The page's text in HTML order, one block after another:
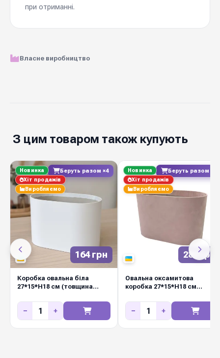
при отриманні.
Власне виробництво
З цим товаром також купують
164 грн
Беруть разом ×4
Новинка
Хіт продажів
Виробляємо
Коробка овальна біла
27*15*Н18 см (товщина
− +
289 грн
Беруть разом ×3
Новинка
Хіт продажів
Виробляємо
Овальна оксамитова
коробка 27*15*Н18 см
− +